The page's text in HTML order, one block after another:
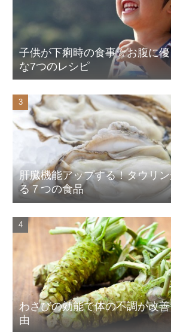
子供が下痢時の食事☆お腹に優
な7つのレシピ
肝臓機能アップする！タウリ
る７つの食品
わさびの効能で体の不調が改
由